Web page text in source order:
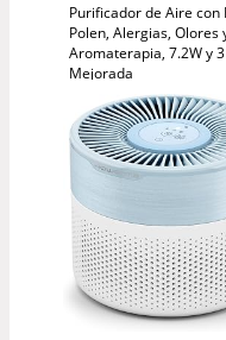
Purificador de Aire con
Polen, Alergias, Olores
Aromaterapia, 7.2W y
Mejorada